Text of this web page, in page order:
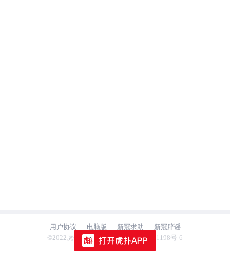
用户协议 电脑版 新冠求助
新冠辟谣
©2022虎扑 hupu.com 沪ICP备2021021198号-6
用户协议 电脑版 新冠求助
新冠辟谣
©2022虎扑 hupu.com 沪ICP备2021021198号-6